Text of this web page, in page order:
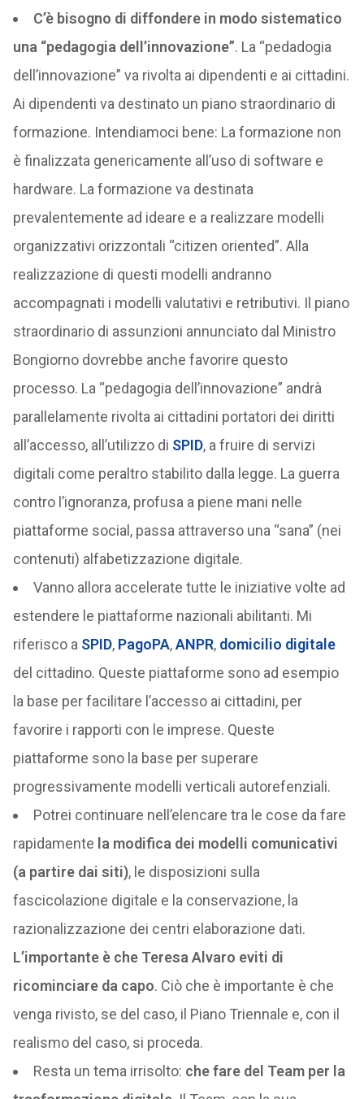
C’è bisogno di diffondere in modo sistematico
una “pedagogia dell’innovazione”. La “pedadogia
dell’innovazione” va rivolta ai dipendenti e ai cittadini.
Ai dipendenti va destinato un piano straordinario di
formazione. Intendiamoci bene: La formazione non
è finalizzata genericamente all’uso di software e
hardware. La formazione va destinata
prevalentemente ad ideare e a realizzare modelli
organizzativi orizzontali “citizen oriented”. Alla
realizzazione di questi modelli andranno
accompagnati i modelli valutativi e retributivi. Il piano
straordinario di assunzioni annunciato dal Ministro
Bongiorno dovrebbe anche favorire questo
processo. La “pedagogia dell’innovazione” andrà
parallelamente rivolta ai cittadini portatori dei diritti
all’accesso, all’utilizzo di SPID, a fruire di servizi
digitali come peraltro stabilito dalla legge. La guerra
contro l’ignoranza, profusa a piene mani nelle
piattaforme social, passa attraverso una “sana” (nei
contenuti) alfabetizzazione digitale.
Vanno allora accelerate tutte le iniziative volte ad
estendere le piattaforme nazionali abilitanti. Mi
riferisco a SPID, PagoPA,ANPR, domicilio digitale
del cittadino. Queste piattaforme sono ad esempio
la base per facilitare l’accesso ai cittadini, per
favorire i rapporti con le imprese. Queste
piattaforme sono la base per superare
progressivamente modelli verticali autorefenziali.
Potrei continuare nell’elencare tra le cose da fare
rapidamente la modifica dei modelli comunicativi
(a partire dai siti), le disposizioni sulla
fascicolazione digitale e la conservazione, la
razionalizzazione dei centri elaborazione dati.
L’importante è che Teresa Alvaro eviti di
ricominciare da capo. Ciò che è importante è che
venga rivisto, se del caso, il Piano Triennale e, con il
realismo del caso, si proceda.
Resta un tema irrisolto: che fare del Team per la